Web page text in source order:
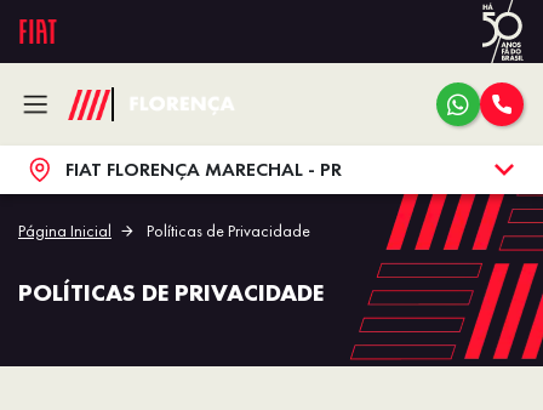
FIAT FLORENÇA MARECHAL - PR
Página Inicial Políticas de Privacidade
POLÍTICAS DE PRIVACIDADE